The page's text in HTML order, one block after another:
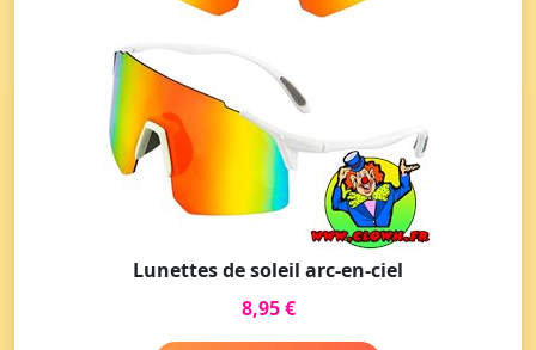
Lunettes de soleil arc-en-ciel
8,95 €